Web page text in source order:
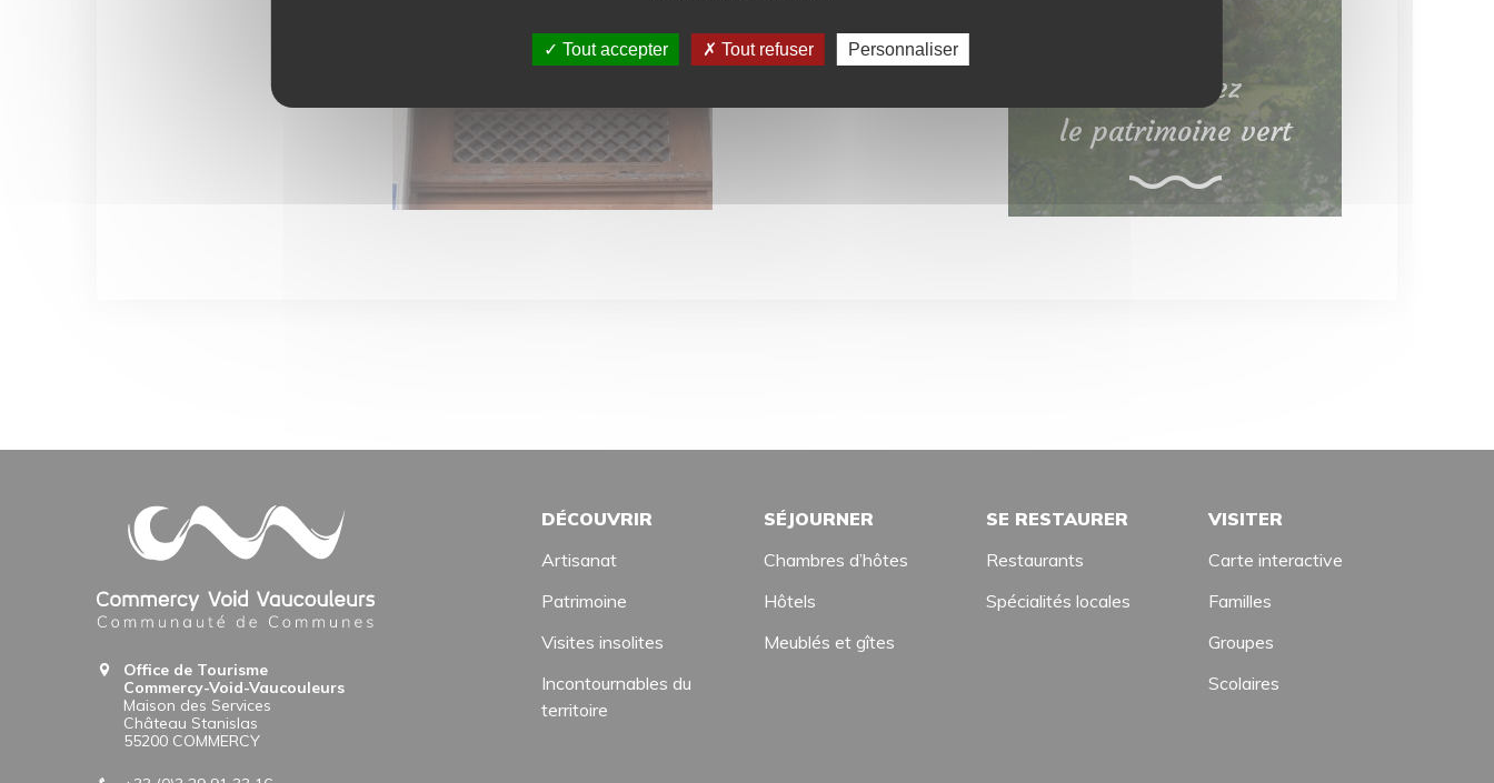
Découvrez
le patrimoine vert
Office de Tourisme
Commercy-Void-Vaucouleurs
Maison des Services
Château Stanislas
55200 COMMERCY
DÉCOUVRIR
Artisanat
Patrimoine
Visites insolites
Incontournables du
territoire
SÉJOURNER
Chambres d’hôtes
Hôtels
Meublés et gîtes
SE RESTAURER
Restaurants
Spécialités locales
VISITER
Carte interactive
Familles
Groupes
Scolaires
Tout accepter Tout refuser Personnaliser